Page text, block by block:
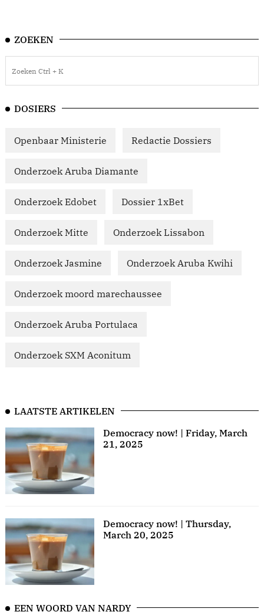
ZOEKEN
DOSIERS
Openbaar Ministerie Redactie Dossiers
Onderzoek Aruba Diamante
Onderzoek Edobet Dossier 1xBet
Onderzoek Mitte Onderzoek Lissabon
Onderzoek Jasmine Onderzoek Aruba Kwihi
Onderzoek moord marechaussee
Onderzoek Aruba Portulaca
Onderzoek SXM Aconitum
LAATSTE ARTIKELEN
Democracy now! | Friday, March
21, 2025
Democracy now! | Thursday,
March 20, 2025
EEN WOORD VAN NARDY